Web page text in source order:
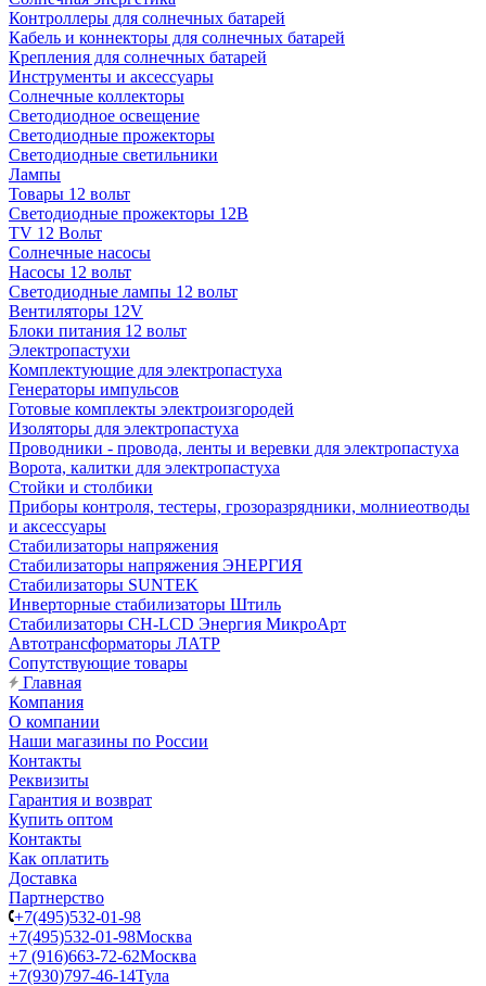
Контроллеры для солнечных батарей
Кабель и коннекторы для солнечных батарей
Крепления для солнечных батарей
Инструменты и аксессуары
Солнечные коллекторы
Светодиодное освещение
Светодиодные прожекторы
Светодиодные светильники
Лампы
Товары 12 вольт
Светодиодные прожекторы 12В
TV 12 Вольт
Солнечные насосы
Насосы 12 вольт
Светодиодные лампы 12 вольт
Вентиляторы 12V
Блоки питания 12 вольт
Электропастухи
Комплектующие для электропастуха
Генераторы импульсов
Готовые комплекты электроизгородей
Изоляторы для электропастуха
Проводники - провода, ленты и веревки для электропастуха
Ворота, калитки для электропастуха
Стойки и столбики
Приборы контроля, тестеры, грозоразрядники, молниеотводы
и аксессуары
Стабилизаторы напряжения
Стабилизаторы напряжения ЭНЕРГИЯ
Стабилизаторы SUNTEK
Инверторные стабилизаторы Штиль
Стабилизаторы СН-LCD Энepгия МикроАрт
Автотрансформаторы ЛАТР
Сопутствующие товары
Главная
Компания
О компании
Наши магазины по России
Контакты
Реквизиты
Гарантия и возврат
Купить оптом
Контакты
Как оплатить
Доставка
Партнерство
+7(495)532-01-98
+7(495)532-01-98Москва
+7 (916)663-72-62Москва
+7(930)797-46-14Тула